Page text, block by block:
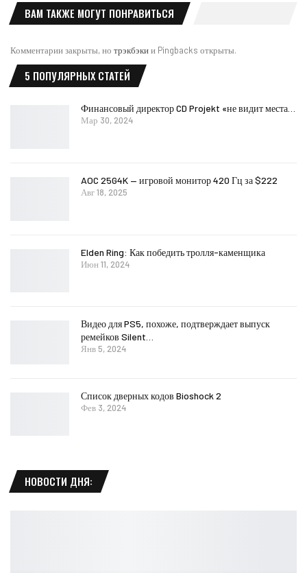
ВАМ ТАКЖЕ МОГУТ ПОНРАВИТЬСЯ
Комментарии закрыты, но трэкбэкии Pingbacks открыты.
5 ПОПУЛЯРНЫХ СТАТЕЙ
Финансовый директор CD Projekt «не видит места…
Мар 30, 2024
AOC 25G4K — игровой монитор 420 Гц за $222
Авг 18, 2025
Elden Ring: Как победить тролля-каменщика
Июн 11, 2024
Видео для PS5, похоже, подтверждает выпуск
ремейков Silent…
Янв 5, 2024
Список дверных кодов Bioshock 2
Фев 3, 2024
НОВОСТИ ДНЯ: